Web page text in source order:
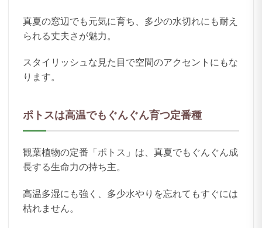
真夏の窓辺でも元気に育ち、多少の水切れにも耐え
られる丈夫さが魅力。
スタイリッシュな見た目で空間のアクセントにもな
ります。
ポトスは高温でもぐんぐん育つ定番種
観葉植物の定番「ポトス」は、真夏でもぐんぐん成
長する生命力の持ち主。
高温多湿にも強く、多少水やりを忘れてもすぐには
枯れません。